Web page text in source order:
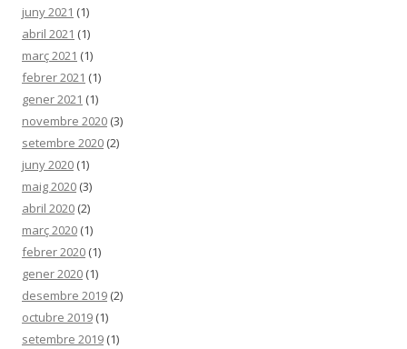
juny 2021 (1)
abril 2021 (1)
març 2021 (1)
febrer 2021 (1)
gener 2021 (1)
novembre 2020 (3)
setembre 2020 (2)
juny 2020 (1)
maig 2020 (3)
abril 2020 (2)
març 2020 (1)
febrer 2020 (1)
gener 2020 (1)
desembre 2019 (2)
octubre 2019 (1)
setembre 2019 (1)